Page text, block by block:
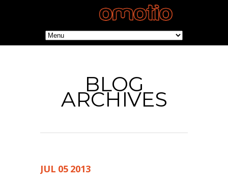
BLOG
ARCHIVES
JUL 05 2013